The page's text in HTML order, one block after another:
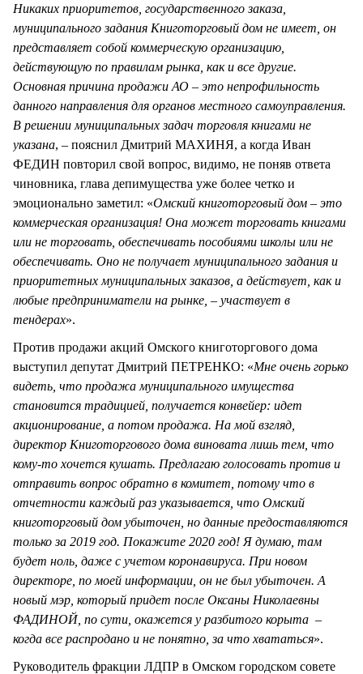
Никаких приоритетов, государственного заказа,
муниципального задания Книготорговый дом не имеет, он
представляет собой коммерческую организацию,
действующую по правилам рынка, как и все другие.
Основная причина продажи АО – это непрофильность
данного направления для органов местного самоуправления.
В решении муниципальных задач торговля книгами не
указана, – пояснил Дмитрий МАХИНЯ, а когда Иван
ФЕДИН повторил свой вопрос, видимо, не поняв ответа
чиновника, глава депимущества уже более четко и
эмоционально заметил: «Омский книготорговый дом – это
коммерческая организация! Она может торговать книгами
или не торговать, обеспечивать пособиями школы или не
обеспечивать. Оно не получает муниципального задания и
приоритетных муниципальных заказов, а действует, как и
любые предприниматели на рынке, – участвует в
тендерах».
Против продажи акций Омского книготоргового дома
выступил депутат Дмитрий ПЕТРЕНКО: «Мне очень горько
видеть, что продажа муниципального имущества
становится традицией, получается конвейер: идет
акционирование, а потом продажа. На мой взгляд,
директор Книготоргового дома виновата лишь тем, что
кому-то хочется кушать. Предлагаю голосовать против и
отправить вопрос обратно в комитет, потому что в
отчетности каждый раз указывается, что Омский
книготорговый дом убыточен, но данные предоставляются
только за 2019 год. Покажите 2020 год! Я думаю, там
будет ноль, даже с учетом коронавируса. При новом
директоре, по моей информации, он не был убыточен. А
новый мэр, который придет после Оксаны Николаевны
ФАДИНОЙ, по сути, окажется у разбитого корыта –
когда все распродано и не понятно, за что хвататься».
Руководитель фракции ЛДПР в Омском городском совете